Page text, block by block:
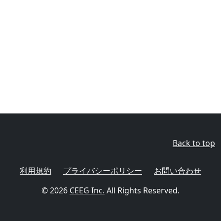
Back to top
利用規約 プライバシーポリシー
お問い合わせ
© 2026 CEEG Inc. All Rights Reserved.